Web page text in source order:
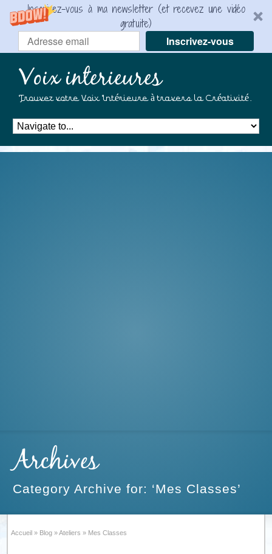
Inscrivez-vous à ma newsletter (et recevez une vidéo
gratuite)
Inscrivez-vous
Voix interieures
Trouvez votre Voix Intérieure à travers la Créativité.
Archives
Category Archive for: ‘Mes Classes’
Accueil » Blog »Ateliers » Mes Classes